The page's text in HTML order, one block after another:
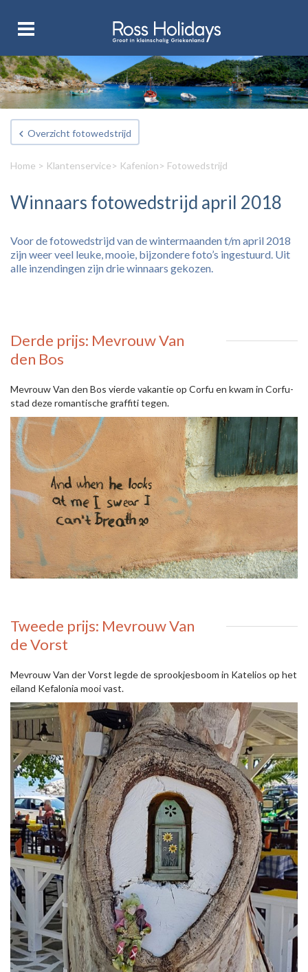
Overzicht fotowedstrijd
Home > Klantenservice> Kafenion> Fotowedstrijd
Winnaars fotowedstrijd april 2018
Voor de fotowedstrijd van de wintermaanden t/m april 2018
zijn weer veel leuke, mooie, bijzondere foto’s ingestuurd. Uit
alle inzendingen zijn drie winnaars gekozen.
Derde prijs: Mevrouw Van
den Bos
Mevrouw Van den Bos vierde vakantie op Corfu en kwam in Corfu-
stad deze romantische graffiti tegen.
Tweede prijs: Mevrouw Van
de Vorst
Mevrouw Van der Vorst legde de sprookjesboom in Katelios op het
eiland Kefalonia mooi vast.